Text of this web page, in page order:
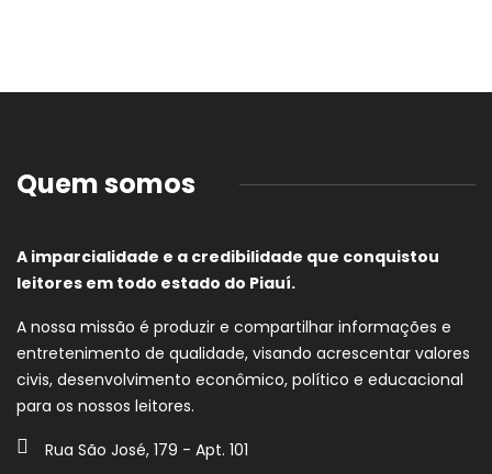
Quem somos
A imparcialidade e a credibilidade que conquistou
leitores em todo estado do Piauí.
A nossa missão é produzir e compartilhar informações e
entretenimento de qualidade, visando acrescentar valores
civis, desenvolvimento econômico, político e educacional
para os nossos leitores.
Rua São José, 179 - Apt. 101